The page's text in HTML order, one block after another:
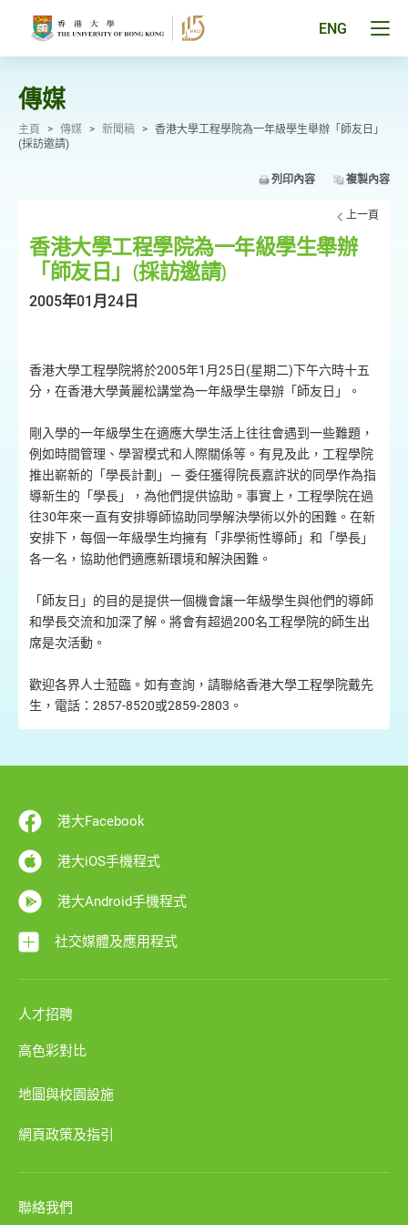
ENG
傳媒
主頁 > 傳媒 > 新聞稿 > 香港大學工程學院為一年級學生舉辦「師友日」
(採訪邀請)
列印內容 複製內容
上一頁
香港大學工程學院為一年級學生舉辦
「師友日」(採訪邀請)
2005年01月24日
香港大學工程學院將於2005年1月25日(星期二)下午六時十五
分，在香港大學黃麗松講堂為一年級學生舉辦「師友日」。
剛入學的一年級學生在適應大學生活上往往會遇到一些難題，
例如時間管理、學習模式和人際關係等。有見及此，工程學院
推出嶄新的「學長計劃」－ 委任獲得院長嘉許狀的同學作為指
導新生的「學長」，為他們提供協助。事實上，工程學院在過
往30年來一直有安排導師協助同學解決學術以外的困難。在新
安排下，每個一年級學生均擁有「非學術性導師」和「學長」
各一名，協助他們適應新環境和解決困難。
「師友日」的目的是提供一個機會讓一年級學生與他們的導師
和學長交流和加深了解。將會有超過200名工程學院的師生出
席是次活動。
歡迎各界人士蒞臨。如有查詢，請聯絡香港大學工程學院戴先
生，電話：2857-8520或2859-2803。
港大Facebook
港大iOS手機程式
港大Android手機程式
社交媒體及應用程式
人才招聘
高色彩對比
地圖與校園設施
網頁政策及指引
聯絡我們